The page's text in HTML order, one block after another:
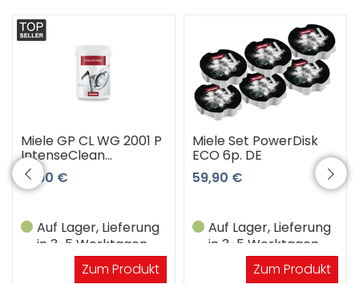
Miele GP CL WG 2001 P
IntenseClean
Maschinenreiniger
13,90 €
Auf Lager, Lieferung
in 3-5 Werktagen
Zum Produkt
Miele Set PowerDisk
ECO 6p. DE
59,90 €
Auf Lager, Lieferung
in 3-5 Werktagen
Zum Produkt